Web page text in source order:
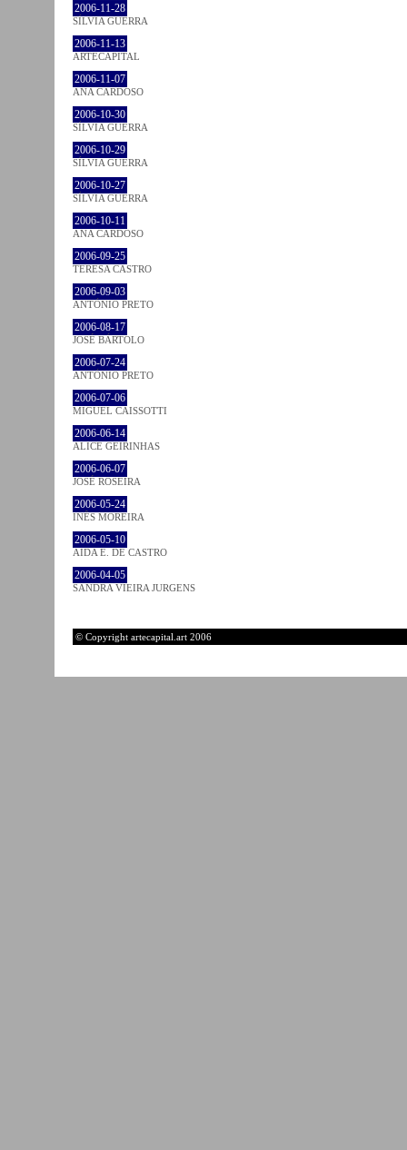
2006-11-28
SÍLVIA GUERRA
2006-11-13
ARTECAPITAL
2006-11-07
ANA CARDOSO
2006-10-30
SÍLVIA GUERRA
2006-10-29
SÍLVIA GUERRA
2006-10-27
SÍLVIA GUERRA
2006-10-11
ANA CARDOSO
2006-09-25
TERESA CASTRO
2006-09-03
ANTÓNIO PRETO
2006-08-17
JOSÉ BÁRTOLO
2006-07-24
ANTÓNIO PRETO
2006-07-06
MIGUEL CAISSOTTI
2006-06-14
ALICE GEIRINHAS
2006-06-07
JOSÉ ROSEIRA
2006-05-24
INÊS MOREIRA
2006-05-10
AIDA E. DE CASTRO
2006-04-05
SANDRA VIEIRA JURGENS
© Copyright artecapital.art 2006